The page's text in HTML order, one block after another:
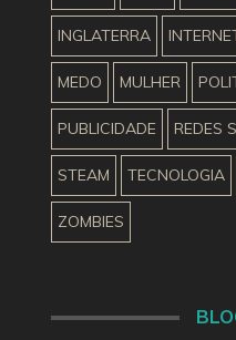
INGLATERRA
MEDO MULHER
PUBLICIDADE REDES
STEAM TECNOLOGIA
ZOMBIES